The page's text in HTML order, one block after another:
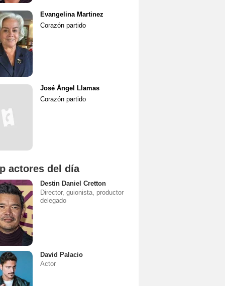
Evangelina Martinez
Corazón partido
José Ángel Llamas
Corazón partido
actores del día
Destin Daniel Cretton
Director, guionista, productor
delegado
David Palacio
Actor